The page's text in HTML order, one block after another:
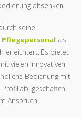
absenken.
seine
Pflegepersonal als
erleichtert. Es bietet
vielen innovativen
Bedienung mit
ab, geschaffen
Anspruch.